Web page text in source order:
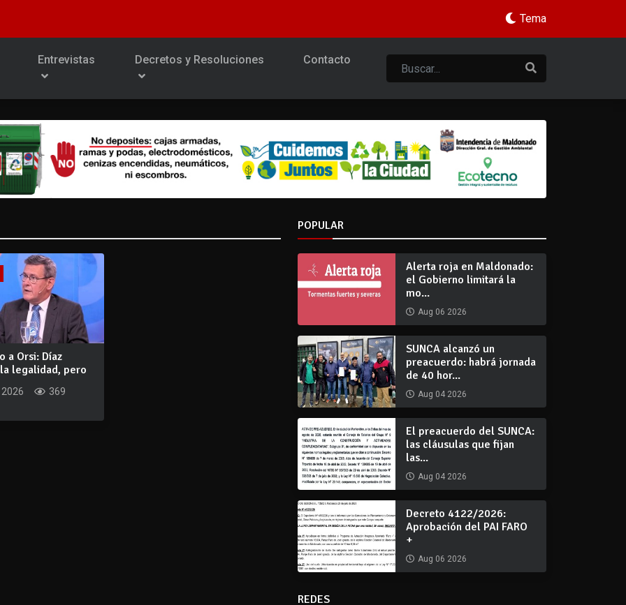
Tema
Entrevistas Decretos y Resoluciones Contacto
a Orsi: Díaz
legalidad, pero
2026
369
POPULAR
Alerta roja en Maldonado:
el Gobierno limitará la
mo...
Aug 06 2026
SUNCA alcanzó un
preacuerdo: habrá jornada
de 40 hor...
Aug 04 2026
El preacuerdo del SUNCA:
las cláusulas que fijan
las...
Aug 04 2026
Decreto 4122/2026:
Aprobación del PAI FARO
+
Aug 06 2026
REDES